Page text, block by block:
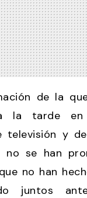
de la
la tarde en
televisión y
no se han
no han
juntos